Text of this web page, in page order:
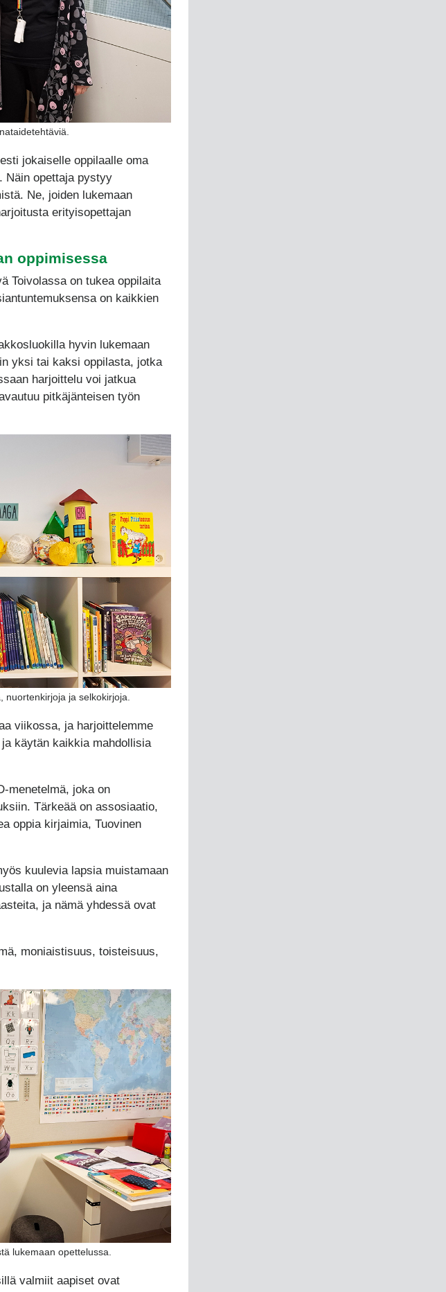
jokaiselle oppilaalle oma
Näin opettaja pystyy
Ne, joiden lukemaan
erityisopettajan
oppimisessa
Toivolassa on tukea oppilaita
on kaikkien
hyvin lukemaan
yksi tai kaksi oppilasta, jotka
harjoittelu voi jatkua
pitkäjänteisen työn
nuortenkirjoja ja selkokirjoja.
viikossa, ja harjoittelemme
käytän kaikkia mahdollisia
menetelmä, joka on
Tärkeää on assosiaatio,
oppia kirjaimia, Tuovinen
kuulevia lapsia muistamaan
on yleensä aina
ja nämä yhdessä ovat
moniaistisuus, toisteisuus,
lukemaan opettelussa.
valmiit aapiset ovat